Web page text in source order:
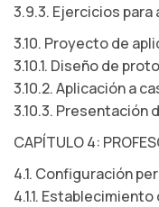
3.9.3. Ejercicios
3.10. Proyecto de
3.10.1. Diseño de
3.10.2. Aplicación a
3.10.3. Presentación
CAPÍTULO 4:
4.1. Configuración
4.1.1.